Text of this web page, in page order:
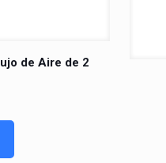
de Aire de 2